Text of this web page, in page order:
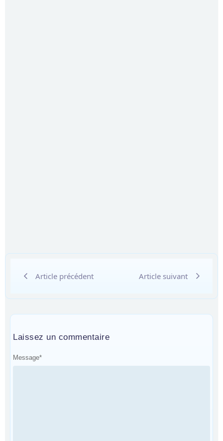
Article précédent Article suivant
Laissez un commentaire
Message*